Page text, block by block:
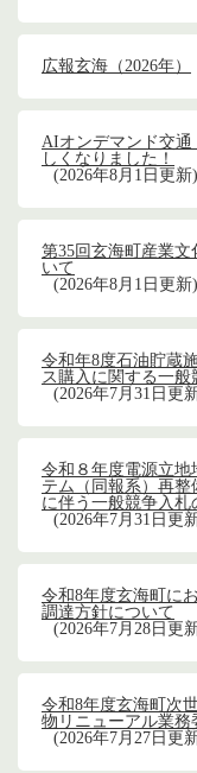
広報玄海（2026年）
AIオンデマンド交
しくなりました！
2026年8月1日更新
第35回玄海町産業
いて
2026年8月1日更新
令和年8度石油貯蔵
ス購入に関する一
2026年7月31日更
令和８年度電源立地
テム（同報系）再
に伴う一般競争入札
2026年7月31日更
令和8年度玄海町に
調達方針について
2026年7月28日更
令和8年度玄海町次
物リニューアル業務
2026年7月27日更